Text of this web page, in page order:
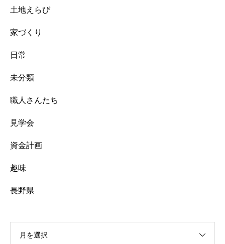
土地えらび
家づくり
日常
未分類
職人さんたち
見学会
資金計画
趣味
長野県
月を選択